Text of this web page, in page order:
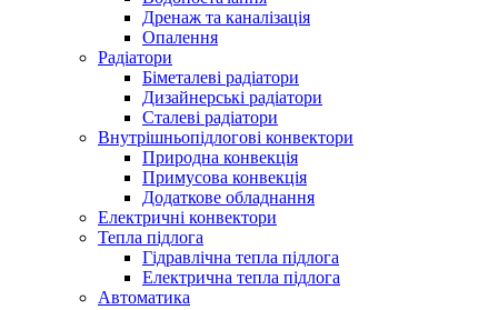
Дренаж та каналізація
Опалення
Радіатори
Біметалеві радіатори
Дизайнерські радіатори
Сталеві радіатори
Внутрішньопідлогові конвектори
Природна конвекція
Примусова конвекція
Додаткове обладнання
Електричні конвектори
Тепла підлога
Гідравлічна тепла підлога
Електрична тепла підлога
Автоматика